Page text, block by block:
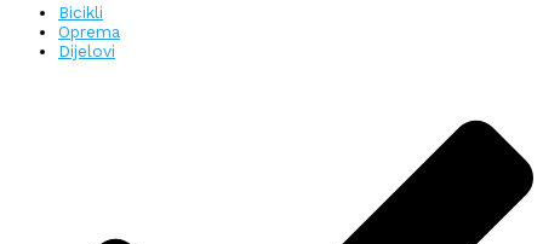
Bicikli
Oprema
Dijelovi